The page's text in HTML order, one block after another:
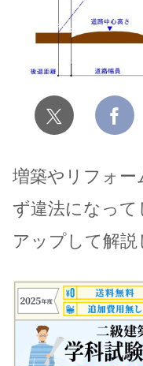
増築やリフォー
ず違法になっ
アップして解説